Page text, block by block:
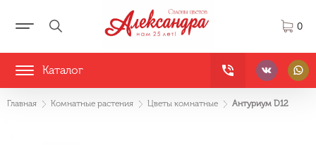
0
Каталог
Главная Комнатные растения Цветы комнатные Антуриум D12